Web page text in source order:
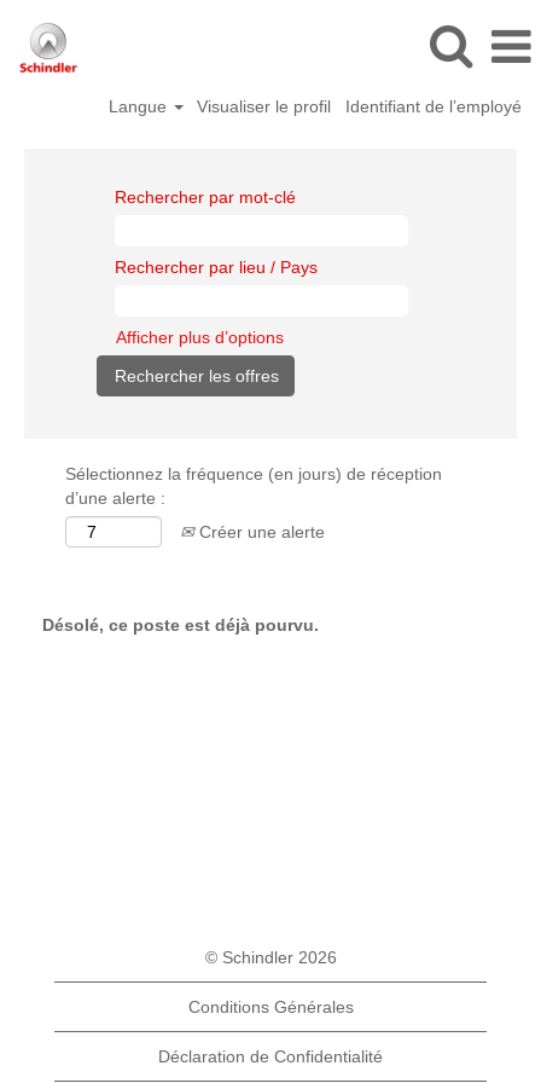
Langue Visualiser le profil Identifiant de l’employé
Rechercher par mot-clé
Rechercher par lieu / Pays
Afficher plus d’options
Sélectionnez la fréquence (en jours) de réception
d’une alerte :
Créer une alerte
Désolé, ce poste est déjà pourvu.
© Schindler 2026
Conditions Générales
Déclaration de Confidentialité